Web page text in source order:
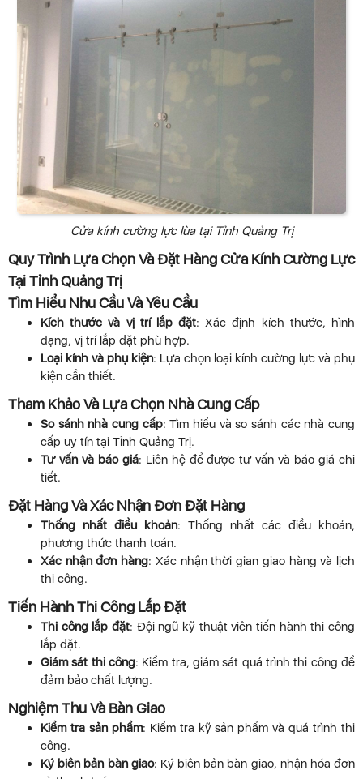
Cửa kính cường lực lùa tại Tỉnh Quảng Trị
Quy Trình Lựa Chọn Và Đặt Hàng Cửa Kính Cường Lực
Tại Tỉnh Quảng Trị
Tìm Hiểu Nhu Cầu Và Yêu Cầu
Kích thước và vị trí lắp đặt: Xác định kích thước, hình
dạng, vị trí lắp đặt phù hợp.
Loại kính và phụ kiện: Lựa chọn loại kính cường lực và phụ
kiện cần thiết.
Tham Khảo Và Lựa Chọn Nhà Cung Cấp
So sánh nhà cung cấp: Tìm hiểu và so sánh các nhà cung
cấp uy tín tại Tỉnh Quảng Trị.
Tư vấn và báo giá: Liên hệ để được tư vấn và báo giá chi
tiết.
Đặt Hàng Và Xác Nhận Đơn Đặt Hàng
Thống nhất điều khoản: Thống nhất các điều khoản,
phương thức thanh toán.
Xác nhận đơn hàng: Xác nhận thời gian giao hàng và lịch
thi công.
Tiến Hành Thi Công Lắp Đặt
Thi công lắp đặt: Đội ngũ kỹ thuật viên tiến hành thi công
lắp đặt.
Giám sát thi công: Kiểm tra, giám sát quá trình thi công để
đảm bảo chất lượng.
Nghiệm Thu Và Bàn Giao
Kiểm tra sản phẩm: Kiểm tra kỹ sản phẩm và quá trình thi
công.
Ký biên bản bàn giao: Ký biên bản bàn giao, nhận hóa đơn